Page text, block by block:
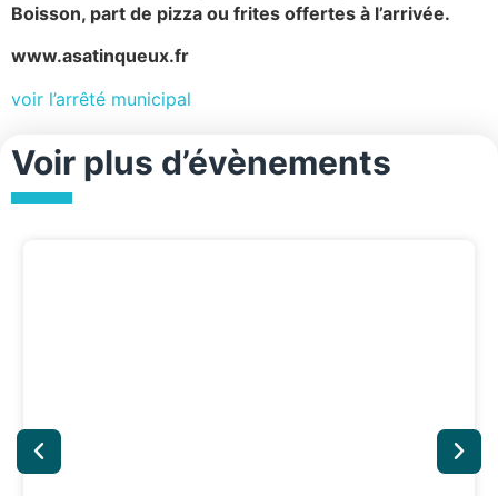
Boisson, part de pizza ou frites offertes à l’arrivée.
www.asatinqueux.fr
voir l’arrêté municipal
Voir plus d’évènements